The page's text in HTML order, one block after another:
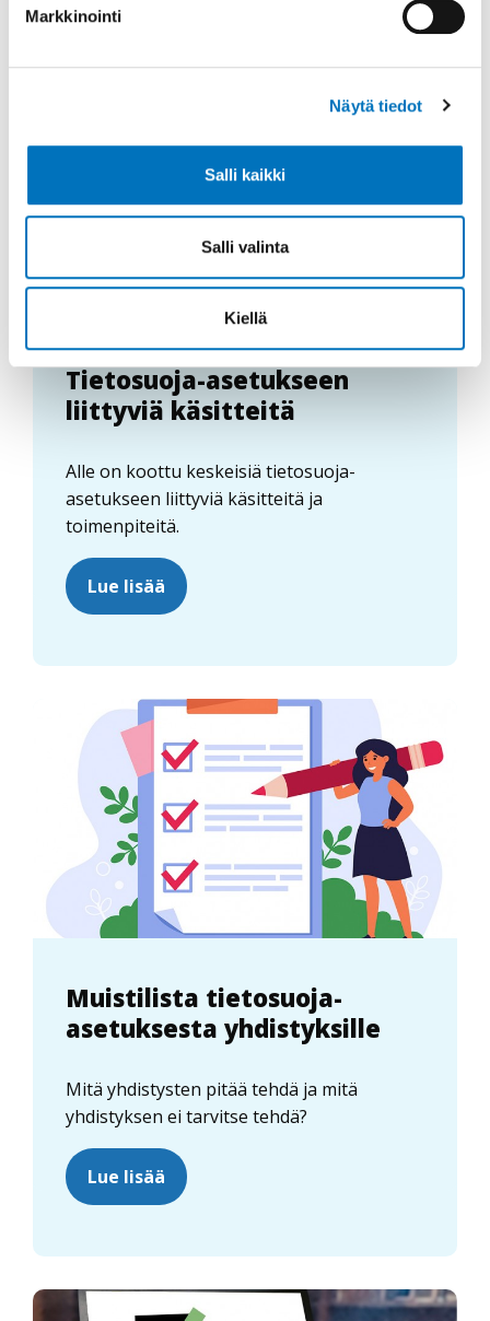
Markkinointi
Näytä tiedot
Salli kaikki
Salli valinta
Kiellä
Tietosuoja-asetukseen
liittyviä käsitteitä
Alle on koottu keskeisiä tietosuoja-
asetukseen liittyviä käsitteitä ja
toimenpiteitä.
Lue lisää
Muistilista tietosuoja-
asetuksesta yhdistyksille
Mitä yhdistysten pitää tehdä ja mitä
yhdistyksen ei tarvitse tehdä?
Lue lisää